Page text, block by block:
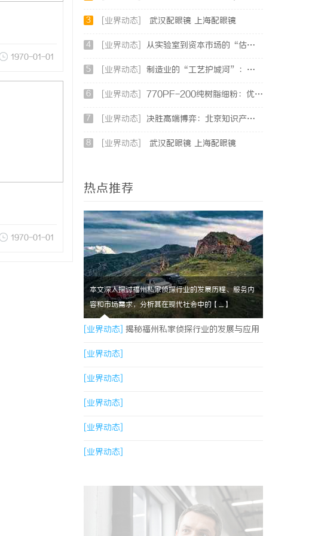
1970-01-01
1970-01-01
3 [业界动态] 武汉配眼镜 上海配眼镜
4 [业界动态] 从实验室到资本市场的“估值倍增器”：专利律师如何重塑硬科技企业的融资逻辑
5 [业界动态] 制造业的“工艺护城河”：商业秘密律师如何守住车间里的“Know-how”
6 [业界动态] 770PF-200纯树脂细粉：优质材料的全貌与应用
7 [业界动态] 决胜高端博弈：北京知识产权律师在疑难复杂案件中的破局之道
8 [业界动态] 武汉配眼镜 上海配眼镜
热点推荐
本文深入探讨福州私家侦探行业的发展历程、服务内
容和市场需求，分析其在现代社会中的【....】
[业界动态] 揭秘福州私家侦探行业的发展与应用
现状
[业界动态]
[业界动态]
[业界动态]
[业界动态]
[业界动态]